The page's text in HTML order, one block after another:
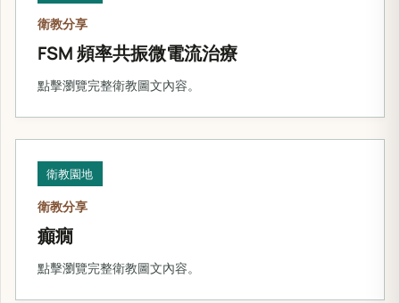
衛教分享
FSM 頻率共振微電流治療
點擊瀏覽完整衛教圖文內容。
衛教園地
衛教分享
癲癇
點擊瀏覽完整衛教圖文內容。